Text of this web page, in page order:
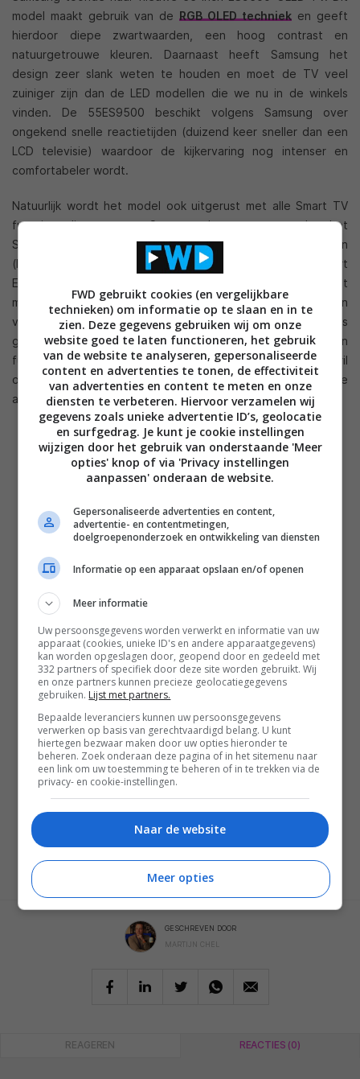
model maakt gebruik van de RGB OLED techniek en geeft
hierdoor diepe zwartwaarden, een hoog contrast en
natuurgetrouwe kleuren. Daarnaast heeft Samsung het
design zeer slank weten te houden en moet de TV veel
zuiniger zijn dan de LED modellen die we nu in de winkels
vinden. De 55ES9500 beschikt volgens Samsung over
ongekend snelle reactietijden (duizend keer sneller dan een
LCD televisie) waardoor de kijkervaring nog intenser en
comfortabeler wordt.
Natuurlijk wordt het model ook uitgerust met alle Smart TV
functies die we van Samsung kennen, waaronder het
Samsung Hub platform, Samsung Apps, Smart Interaction
(bediening middels spraak en bewegingen) en Smart
Evolution. Middels de nieuwe Multi View feature is het
mogelijk twee verschillende programma’s (een film en een
voetbalwedstrijd bijvoorbeeld) op de TV te kijken. Het is
geen split-screen want allebei de uitzendingen worden
fullscreen weergegeven. Hiervoor moet je wel een 3D bril
opzetten. De ene persoon ziet dat uitzending 1 en de
andere persoon uitzending 2.
GESCHREVEN DOOR
MARTIJN CHEL
REAGEREN REACTIES (0)
FWD gebruikt cookies (en vergelijkbare
technieken) om informatie op te slaan en in te
zien. Deze gegevens gebruiken wij om onze
website goed te laten functioneren, het gebruik
van de website te analyseren, gepersonaliseerde
content en advertenties te tonen, de effectiviteit
van advertenties en content te meten en onze
diensten te verbeteren. Hiervoor verzamelen wij
gegevens zoals unieke advertentie ID’s, geolocatie
en surfgedrag. Je kunt je cookie instellingen
wijzigen door het gebruik van onderstaande 'Meer
opties' knop of via 'Privacy instellingen
aanpassen' onderaan de website.
Gepersonaliseerde advertenties en content,
advertentie- en contentmetingen,
doelgroepenonderzoek en ontwikkeling van diensten
Informatie op een apparaat opslaan en/of openen
Meer informatie
Uw persoonsgegevens worden verwerkt en informatie van uw
apparaat (cookies, unieke ID's en andere apparaatgegevens)
kan worden opgeslagen door, geopend door en gedeeld met
332 partners of specifiek door deze site worden gebruikt. Wij
en onze partners kunnen precieze geolocatiegegevens
gebruiken. Lijst met partners.
Bepaalde leveranciers kunnen uw persoonsgegevens
verwerken op basis van gerechtvaardigd belang. U kunt
hiertegen bezwaar maken door uw opties hieronder te
beheren. Zoek onderaan deze pagina of in het sitemenu naar
een link om uw toestemming te beheren of in te trekken via de
privacy- en cookie-instellingen.
Naar de website
Meer opties